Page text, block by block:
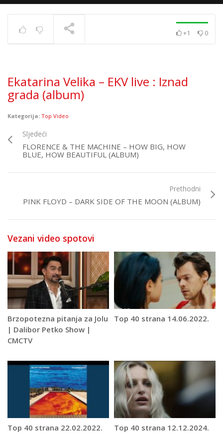
+1 0
Ekatarina Velika – EKV live : Iznad
grada (album)
Kategorija: Top Video
Sljedeći
FLORENCE & THE MACHINE – HOW BIG, HOW
BLUE, HOW BEAUTIFUL (ALBUM)
Prethodni
PINK FLOYD – DARK SIDE OF THE MOON (ALBUM)
Vezani video spotovi
Brzopotezna pitanja za Jolu
| Dalibor Petko Show |
CMCTV
Top 40 strana 14.06.2022.
Top 40 strana 22.02.2022. Top 40 strana 12.12.2024.